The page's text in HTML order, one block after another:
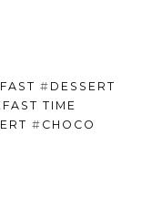
# DESSERT
TIME
# CHOCO